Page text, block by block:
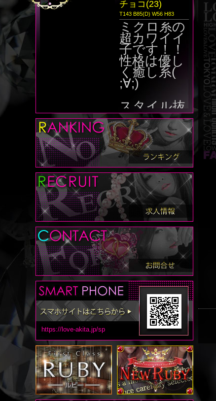
チョコ(23)
T143 B85(D) W56 H83
ミクロ系の
超カワイイ
子です！！
性格は優し
く癒し系(
;∀;)
スタイル抜
群なド淫乱
です(´･ω･
｀)超人気姫
です(^O^)
／
https://love-akita.jp/sp